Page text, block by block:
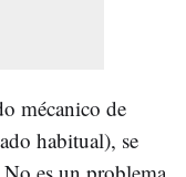
mécanico de
habitual), se